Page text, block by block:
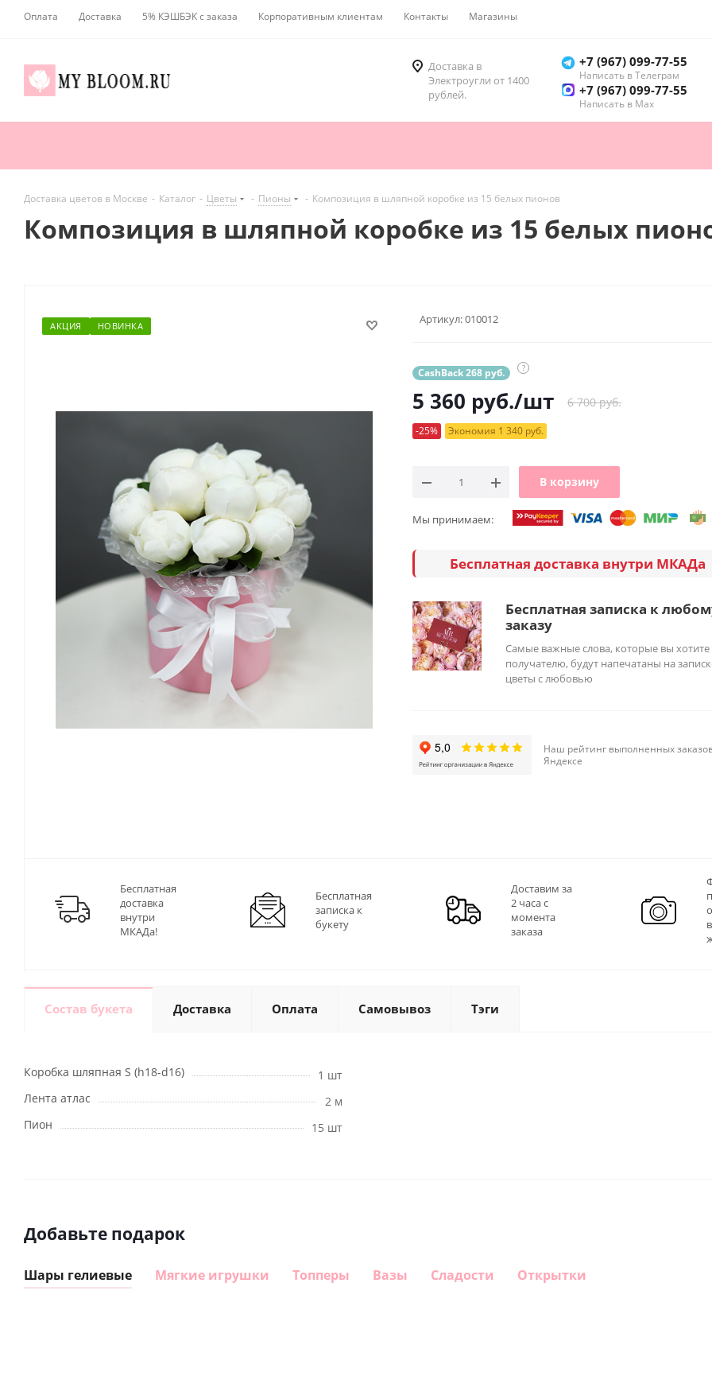
Оплата Доставка 5% КЭШБЭК с заказа Корпоративным клиентам Контакты Магазины
Доставка в
Электроугли от 1400
рублей.
+7 (967) 099-77-55
Написать в Телеграм
+7 (967) 099-77-55
Написать в Мах
Доставка цветов в Москве - Каталог - Цветы - Пионы - Композиция в шляпной коробке из 15 белых пионов
Композиция в шляпной коробке из 15 белых
АКЦИЯ НОВИНКА Артикул:010012
CashBack 268 руб. ?
5 360 руб./шт 6 700 руб.
-25% Экономия 1 340 руб.
В корзину
Мы принимаем:
Бесплатная доставка внутри МКАДа
Бесплатная записка к
заказу
Самые важные слова, которые вы хотите
получателю, будут напечатаны на
цветы с любовью
Наш рейтинг выполненных
Яндексе
Бесплатная
доставка
внутри
МКАДа!
Бесплатная
записка к
букету
Доставим за
2 часа с
момента
заказа
Состав букета Доставка Оплата Самовывоз Тэги
Коробка шляпная S (h18-d16)
1 шт
Лента атлас
2 м
Пион
15 шт
Добавьте подарок
Шары гелиевые Мягкие игрушки Топперы Вазы Сладости Открытки